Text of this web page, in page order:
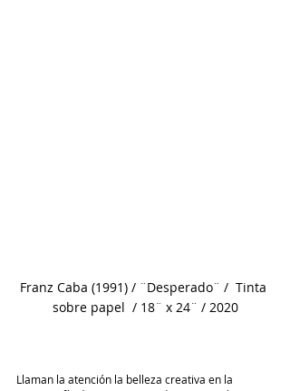
Franz Caba (1991) / ¨Desperado¨ /  Tinta
sobre papel  / 18¨ x 24¨ / 2020
Llaman la atención la belleza creativa en la